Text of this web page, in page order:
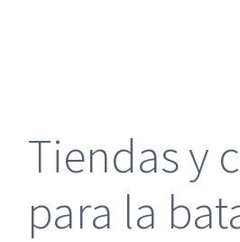
Tiendas y
para la